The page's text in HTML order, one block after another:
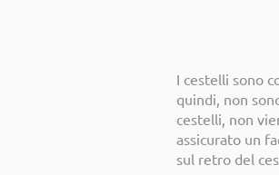
I cestelli sono
quindi, non
cestelli, non
assicurato un
sul retro del